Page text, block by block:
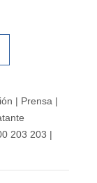
| Prensa |
203 203 |